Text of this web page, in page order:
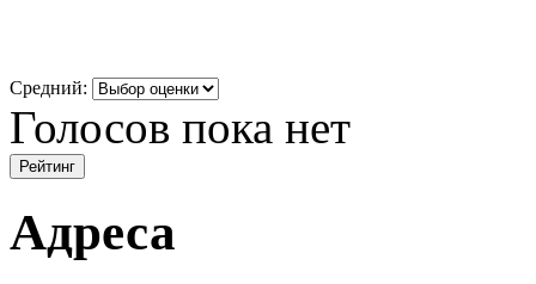
Средний:
Голосов пока нет
Адреса